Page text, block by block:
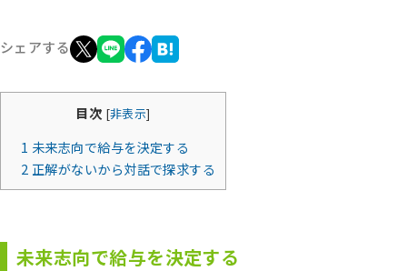
シェアする
目次 [非表示]
1 未来志向で給与を決定する
2 正解がないから対話で探求する
未来志向で給与を決定する